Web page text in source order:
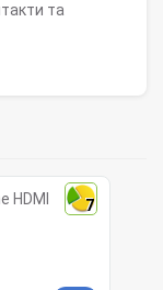
та
7
HDMI